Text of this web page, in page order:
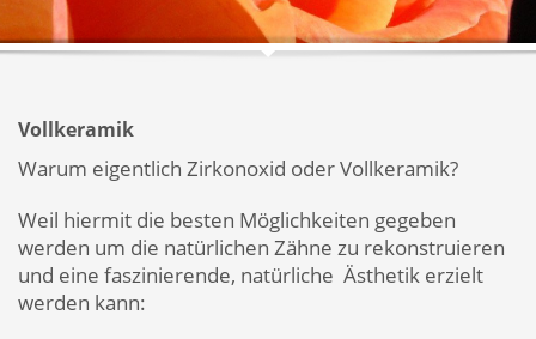
Vollkeramik
Warum eigentlich Zirkonoxid oder Vollkeramik?
Weil hiermit die besten Möglichkeiten gegeben
werden um die natürlichen Zähne zu rekonstruieren
und eine faszinierende, natürliche Ästhetik erzielt
werden kann: